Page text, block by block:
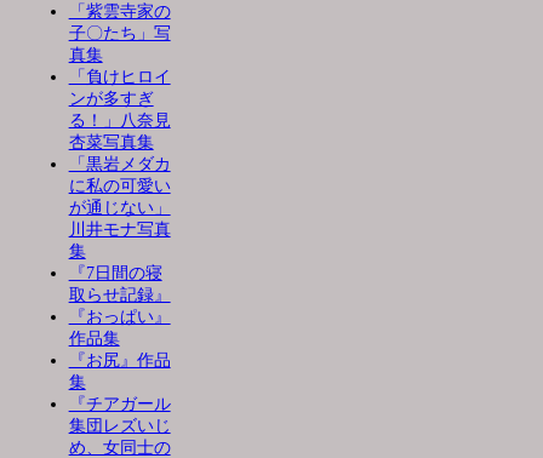
「紫雲寺家の
子〇たち」写
真集
「負けヒロイ
ンが多すぎ
る！」八奈見
杏菜写真集
「黒岩メダカ
に私の可愛い
が通じない」
川井モナ写真
集
『7日間の寝
取らせ記録』
『おっぱい』
作品集
『お尻』作品
集
『チアガール
集団レズいじ
め、女同士の